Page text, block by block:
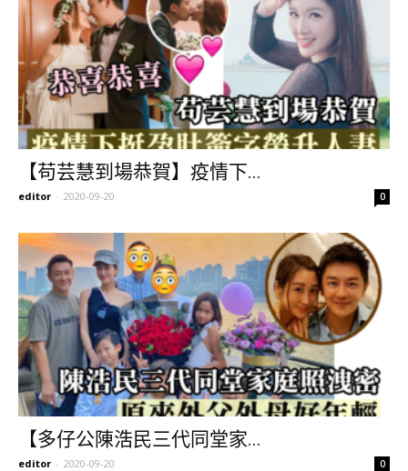
【苟芸慧到場恭賀】疫情下...
editor - 2020-09-20 0
【多仔公陳浩民三代同堂家...
editor - 2020-09-20 0